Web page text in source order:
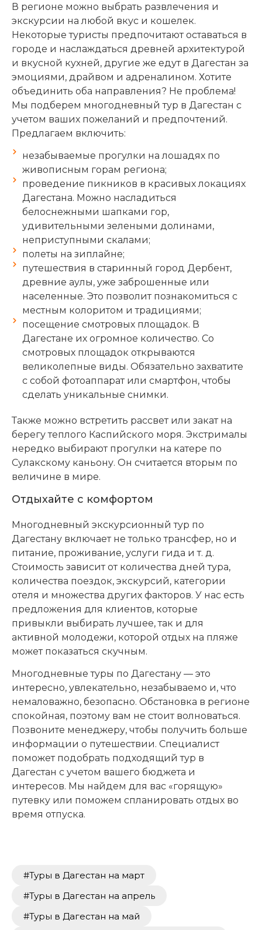
В регионе можно выбрать развлечения и
экскурсии на любой вкус и кошелек.
Некоторые туристы предпочитают оставаться в
городе и наслаждаться древней архитектурой
и вкусной кухней, другие же едут в Дагестан за
эмоциями, драйвом и адреналином. Хотите
объединить оба направления? Не проблема!
Мы подберем многодневный тур в Дагестан с
учетом ваших пожеланий и предпочтений.
Предлагаем включить:
незабываемые прогулки на лошадях по
живописным горам региона;
проведение пикников в красивых локациях
Дагестана. Можно насладиться
белоснежными шапками гор,
удивительными зелеными долинами,
неприступными скалами;
полеты на зиплайне;
путешествия в старинный город Дербент,
древние аулы, уже заброшенные или
населенные. Это позволит познакомиться с
местным колоритом и традициями;
посещение смотровых площадок. В
Дагестане их огромное количество. Со
смотровых площадок открываются
великолепные виды. Обязательно захватите
с собой фотоаппарат или смартфон, чтобы
сделать уникальные снимки.
Также можно встретить рассвет или закат на
берегу теплого Каспийского моря. Экстрималы
нередко выбирают прогулки на катере по
Сулакскому каньону. Он считается вторым по
величине в мире.
Отдыхайте с комфортом
Многодневный экскурсионный тур по
Дагестану включает не только трансфер, но и
питание, проживание, услуги гида и т. д.
Стоимость зависит от количества дней тура,
количества поездок, экскурсий, категории
отеля и множества других факторов. У нас есть
предложения для клиентов, которые
привыкли выбирать лучшее, так и для
активной молодежи, которой отдых на пляже
может показаться скучным.
Многодневные туры по Дагестану — это
интересно, увлекательно, незабываемо и, что
немаловажно, безопасно. Обстановка в регионе
спокойная, поэтому вам не стоит волноваться.
Позвоните менеджеру, чтобы получить больше
информации о путешествии. Специалист
поможет подобрать подходящий тур в
Дагестан с учетом вашего бюджета и
интересов. Мы найдем для вас «горящую»
путевку или поможем спланировать отдых во
время отпуска.
#Туры в Дагестан на март
#Туры в Дагестан на апрель
#Туры в Дагестан на май